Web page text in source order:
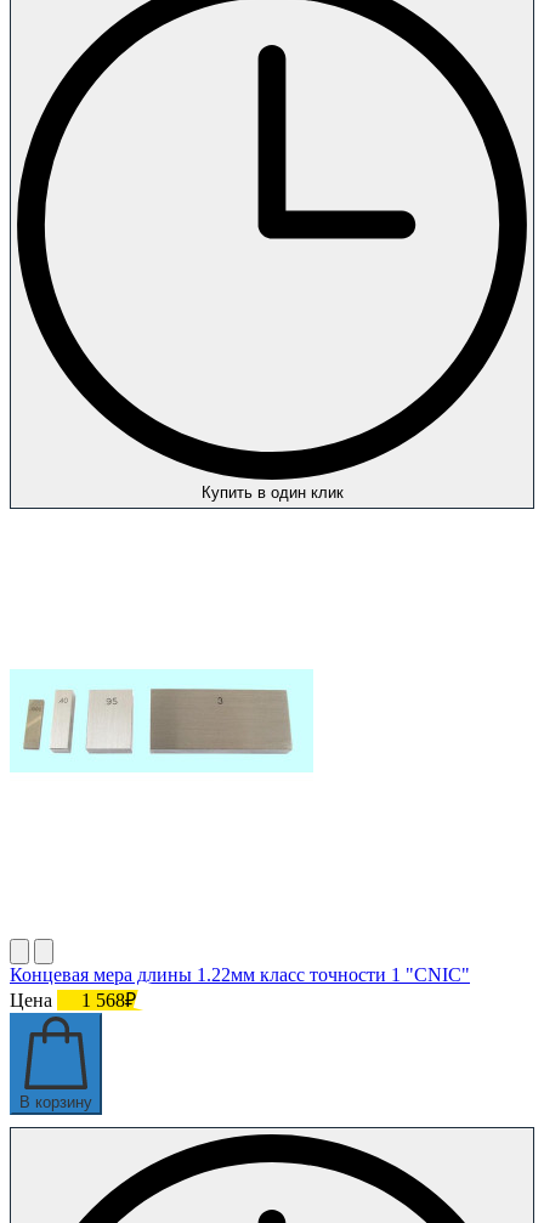
Купить в один клик
Концевая мера длины 1.22мм класс точности 1 "CNIC"
Цена
1 568₽
В корзину